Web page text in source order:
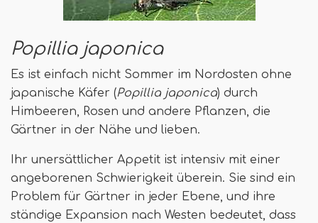
Popillia japonica
Es ist einfach nicht Sommer im Nordosten ohne
japanische Käfer (Popillia japonica) durch
Himbeeren, Rosen und andere Pflanzen, die
Gärtner in der Nähe und lieben.
Ihr unersättlicher Appetit ist intensiv mit einer
angeborenen Schwierigkeit überein. Sie sind ein
Problem für Gärtner in jeder Ebene, und ihre
ständige Expansion nach Westen bedeutet, dass